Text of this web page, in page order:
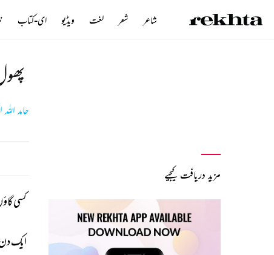
حامد اللہ
کسی
ایک
مزید دریافت کیجیے
شاعر شعر لغت ویڈیو ای-کتاب